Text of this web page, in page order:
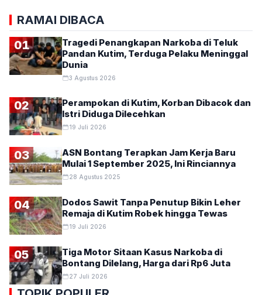
RAMAI DIBACA
01
Tragedi Penangkapan Narkoba di Teluk
Pandan Kutim, Terduga Pelaku Meninggal
Dunia
3 Agustus 2026
02
Perampokan di Kutim, Korban Dibacok dan
Istri Diduga Dilecehkan
19 Juli 2026
03
ASN Bontang Terapkan Jam Kerja Baru
Mulai 1 September 2025, Ini Rinciannya
28 Agustus 2025
04
Dodos Sawit Tanpa Penutup Bikin Leher
Remaja di Kutim Robek hingga Tewas
19 Juli 2026
05
Tiga Motor Sitaan Kasus Narkoba di
Bontang Dilelang, Harga dari Rp6 Juta
27 Juli 2026